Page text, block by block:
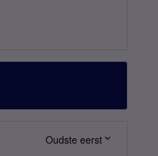
Oudste eerst